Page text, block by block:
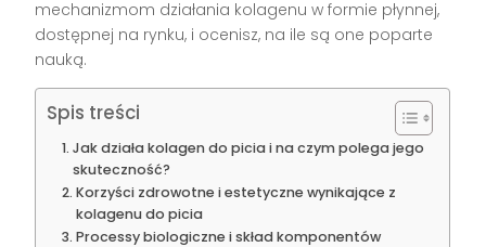
mechanizmom działania kolagenu w formie płynnej,
dostępnej na rynku, i ocenisz, na ile są one poparte
nauką.
Spis treści
Jak działa kolagen do picia i na czym polega jego
skuteczność?
Korzyści zdrowotne i estetyczne wynikające z
kolagenu do picia
Processy biologiczne i skład komponentów